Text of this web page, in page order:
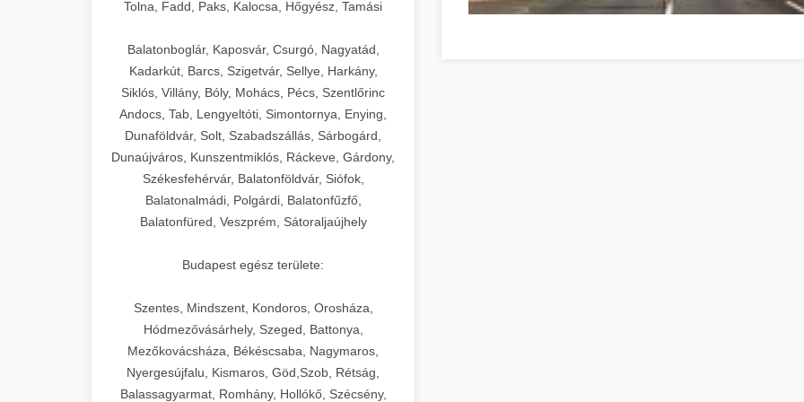
weboldal-keszites.co
elkötelezettség erősítési módszerek
Optimalizálja hirdetési költségvetését
aikampany.hu
AI hirdetési automatizálás
Professzionális ipari dagasztógépek és
tésztakeverő gépek pékségek és
kereskedelmi konyhák számára.
Masszív konstrukció megbízható
teljesítményhez.
chef-iparikonyhagepek.hu
kereskedelmi tésztakeverő
🔪 21. Ipari Szeletelőgép+
Ipari hús- és sajtszeletelő gépek
professzionális élelmiszer-
előkészítéshez. Precíziós vágás
állítható vastagság beállítással.
chef-iparikonyhagepek.hu
professzionális élelmiszer szeletelő
📦 22. Vákuumozó Gép +
Kereskedelmi vákuumcsomagoló
berendezések élelmiszerek
szavatossági időt és tartsa meg a
chef-iparikonyhagepek.hu
vákuum lezáró berendezés
🎁 23. Vákuumfóliázó
+
professzionális élelmiszer-csomagolási
műveletekhez. Hatékony lezárási és
tartósítási megoldások.
chef-iparikonyhagepek.hu
🔥 24. Ipari Sütő és
Gőzpároló
+
Kereskedelmi légkeveréses sütők és
Tolna, Fadd, Paks, Kalocsa, Hőgyész, Tamási
Balatonboglár, Kaposvár, Csurgó, Nagyatád,
Kadarkút, Barcs, Szigetvár, Sellye, Harkány,
Siklós, Villány, Bóly, Mohács, Pécs, Szentlőrinc
Andocs, Tab, Lengyeltóti, Simontornya, Enying,
Dunaföldvár, Solt, Szabadszállás, Sárbogárd,
Dunaújváros, Kunszentmiklós, Ráckeve, Gárdony,
Székesfehérvár, Balatonföldvár, Siófok,
Balatonalmádi, Polgárdi, Balatonfűzfő,
Balatonfüred, Veszprém, Sátoraljaújhely
Budapest egész területe:
Szentes, Mindszent, Kondoros, Orosháza,
Hódmezővásárhely, Szeged, Battonya,
Mezőkovácsháza, Békéscsaba, Nagymaros,
Nyergesújfalu, Kismaros, Göd,Szob, Rétság,
Balassagyarmat, Romhány, Hollókő, Szécsény,